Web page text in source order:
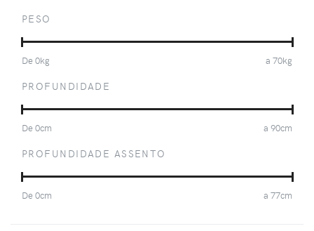
PESO
De0kg a 70kg
PROFUNDIDADE
De0cm a 90cm
PROFUNDIDADE ASSENTO
De0cm a 77cm